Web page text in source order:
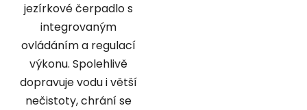
jezírkové čerpadlo s
integrovaným
ovládáním a regulací
výkonu. Spolehlivě
dopravuje vodu i větší
nečistoty, chrání se